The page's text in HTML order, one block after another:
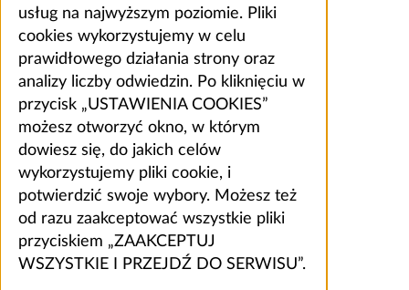
usług na najwyższym poziomie. Pliki
cookies wykorzystujemy w celu
prawidłowego działania strony oraz
analizy liczby odwiedzin. Po kliknięciu w
przycisk „USTAWIENIA COOKIES”
możesz otworzyć okno, w którym
dowiesz się, do jakich celów
wykorzystujemy pliki cookie, i
potwierdzić swoje wybory. Możesz też
od razu zaakceptować wszystkie pliki
przyciskiem „ZAAKCEPTUJ
WSZYSTKIE I PRZEJDŹ DO SERWISU”.